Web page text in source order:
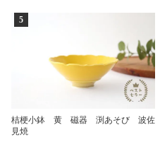
5
桔梗小鉢 黄 磁器 渕あそび 波佐
見焼